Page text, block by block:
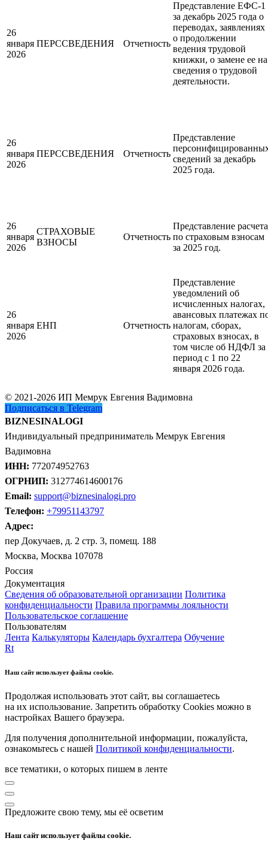
26
января
2026
ПЕРССВЕДЕНИЯ Отчетность
Представление ЕФС-1
за декабрь 2025 года о
переводах, заявлениях
о продолжении
ведения трудовой
книжки, о замене ее на
сведения о трудовой
деятельности.
26
января
2026
ПЕРССВЕДЕНИЯ Отчетность
Представление
сведений за декабрь
2025 года.
26
января
2026
СТРАХОВЫЕ
ВЗНОСЫ
Отчетность
Представление расчета
по страховым взносам
за 2025 год.
26
января
2026
ЕНП Отчетность
Представление
уведомлений об
исчисленных налогах,
авансовых платежах
налогам, сборах,
страховых взносах, в
том числе об НДФЛ за
период с 1 по 22
января 2026 года.
© 2021-2026 ИП Мемрук Евгения Вадимовна
Подписаться в Telegram
BIZNESINALOGI
Индивидуальный предприниматель Мемрук Евгения
Вадимовна
ИНН: 772074952763
ОГРНИП: 312774614600176
Email: support@biznesinalogi.pro
Телефон: +79951143797
Адрес:
пер Докучаев, д. 2 стр. 3, помещ. 188
Москва, Москва 107078
Россия
Документация
Сведения об образовательной организации Политика
конфиденциальности Правила программы лояльности
Пользовательское соглашение
Пользователям
Лента Калькуляторы Календарь бухгалтера Обучение
Rt
Наш сайт использует файлы cookie.
Продолжая использовать этот сайт, вы соглашаетесь
на их использование. Запретить обработку Cookies можно в
настройках Вашего браузера.
Для получения дополнительной информации, пожалуйста,
ознакомьтесь с нашей Политикой конфиденциальности.
все тематики, о которых пишем в ленте
Предложите свою тему, мы её осветим
Наш сайт использует файлы cookie.